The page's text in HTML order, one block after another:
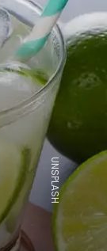
UNSPLASH